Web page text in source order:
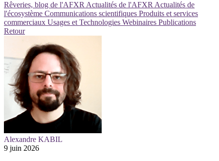
Rêveries, blog de l'AFXR Actualités de l'AFXR Actualités de
l'écosystème Communications scientifiques Produits et services
commerciaux Usages et Technologies Webinaires Publications
Retour
Alexandre KABIL
9 juin 2026